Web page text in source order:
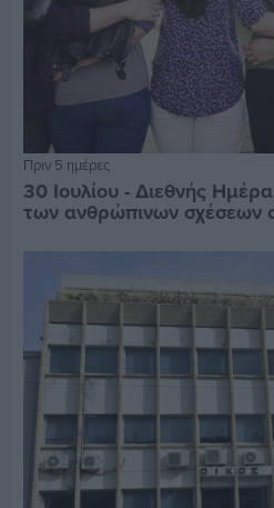
Πριν 5 ημέρες
30 Ιουλίου - Διεθνής
των ανθρώπινων σχέσεων